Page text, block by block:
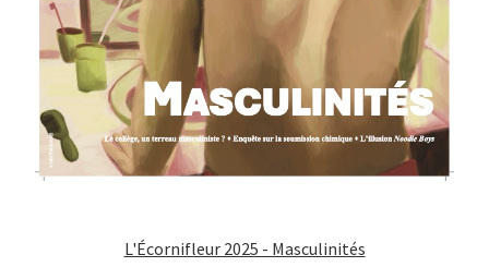
L'Écornifleur 2025 - Masculinités